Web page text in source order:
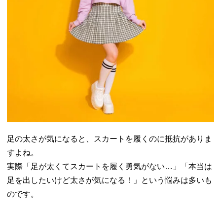
はストライ
プ柄がおす
♡細見えスカー
トコーデ
− プリーツ
スカート×黒
タイツで引
足の太さが気になると、スカートを履くのに抵抗がありま
すよね。
実際「足が太くてスカートを履く勇気がない…」「本当は
足を出したいけど太さが気になる！」という悩みは多いも
のです。